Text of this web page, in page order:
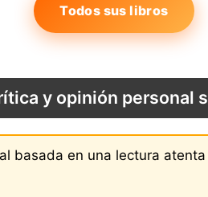
Todos sus libros
y opinión personal
basada en una lectura